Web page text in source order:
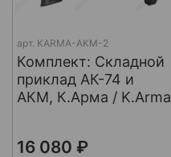
арт. KARMA-AKM-2
Комплект: Cкладной
приклад АК-74 и
АКМ, К.Арма / K.Arma
16 080 ₽